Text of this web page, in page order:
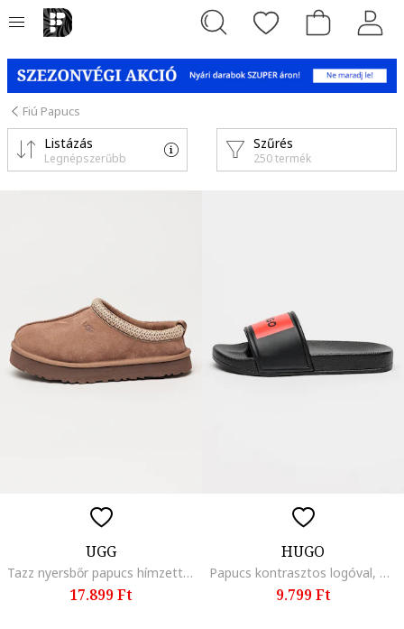
Fiú Papucs
Szűrés
250 termék
Listázás
Legnépszerűbb
UGG
Tazz nyersbőr papucs hímzett részletekkel, Barna,
17.899 Ft
HUGO
Papucs kontrasztos logóval, Piros/Fekete
9.799 Ft